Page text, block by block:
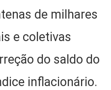
de milhares
e coletivas
do saldo do
inflacionário.